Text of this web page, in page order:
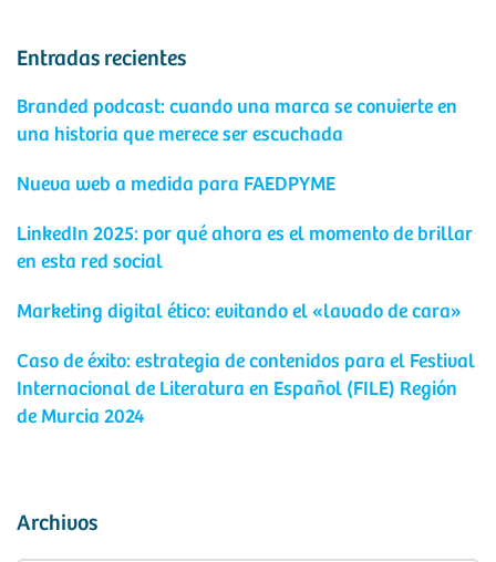
Entradas recientes
Branded podcast: cuando una marca se convierte en
una historia que merece ser escuchada
Nueva web a medida para FAEDPYME
LinkedIn 2025: por qué ahora es el momento de brillar
en esta red social
Marketing digital ético: evitando el «lavado de cara»
Caso de éxito: estrategia de contenidos para el Festival
Internacional de Literatura en Español (FILE) Región
de Murcia 2024
Archivos